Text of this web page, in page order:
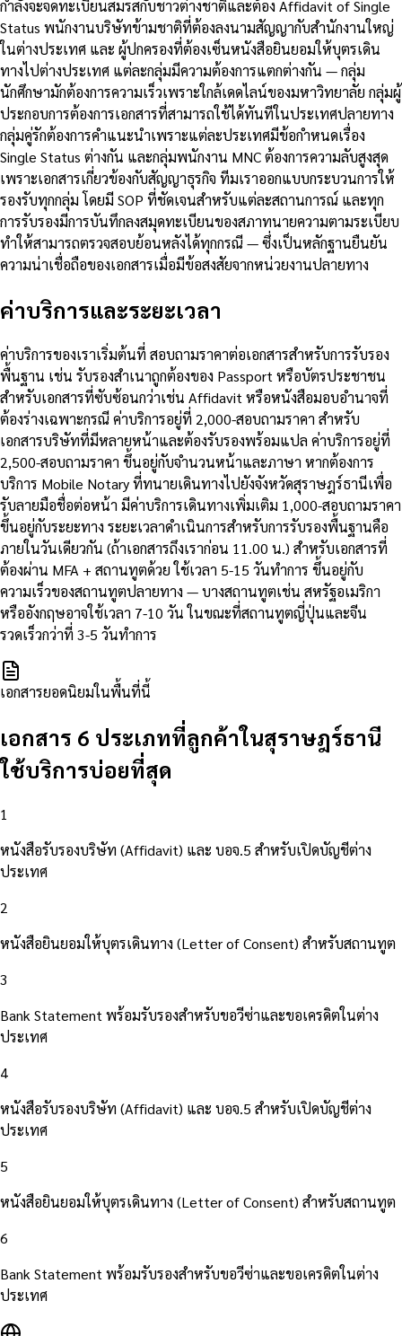
กำลังจะจดทะเบียนสมรสกับชาวต่างชาติและต้อง Affidavit of Single
Status พนักงานบริษัทข้ามชาติที่ต้องลงนามสัญญากับสำนักงานใหญ่
ในต่างประเทศ และ ผู้ปกครองที่ต้องเซ็นหนังสือยินยอมให้บุตรเดิน
ทางไปต่างประเทศ แต่ละกลุ่มมีความต้องการแตกต่างกัน — กลุ่ม
นักศึกษามักต้องการความเร็วเพราะใกล้เดดไลน์ของมหาวิทยาลัย กลุ่มผู้
ประกอบการต้องการเอกสารที่สามารถใช้ได้ทันทีในประเทศปลายทาง
กลุ่มคู่รักต้องการคำแนะนำเพราะแต่ละประเทศมีข้อกำหนดเรื่อง
Single Status ต่างกัน และกลุ่มพนักงาน MNC ต้องการความลับสูงสุด
เพราะเอกสารเกี่ยวข้องกับสัญญาธุรกิจ ทีมเราออกแบบกระบวนการให้
รองรับทุกกลุ่ม โดยมี SOP ที่ชัดเจนสำหรับแต่ละสถานการณ์ และทุก
การรับรองมีการบันทึกลงสมุดทะเบียนของสภาทนายความตามระเบียบ
ทำให้สามารถตรวจสอบย้อนหลังได้ทุกกรณี — ซึ่งเป็นหลักฐานยืนยัน
ความน่าเชื่อถือของเอกสารเมื่อมีข้อสงสัยจากหน่วยงานปลายทาง
ค่าบริการและระยะเวลา
ค่าบริการของเราเริ่มต้นที่ สอบถามราคาต่อเอกสารสำหรับการรับรอง
พื้นฐาน เช่น รับรองสำเนาถูกต้องของ Passport หรือบัตรประชาชน
สำหรับเอกสารที่ซับซ้อนกว่าเช่น Affidavit หรือหนังสือมอบอำนาจที่
ต้องร่างเฉพาะกรณี ค่าบริการอยู่ที่ 2,000-สอบถามราคา สำหรับ
เอกสารบริษัทที่มีหลายหน้าและต้องรับรองพร้อมแปล ค่าบริการอยู่ที่
2,500-สอบถามราคา ขึ้นอยู่กับจำนวนหน้าและภาษา หากต้องการ
บริการ Mobile Notary ที่ทนายเดินทางไปยังจังหวัดสุราษฎร์ธานีเพื่อ
รับลายมือชื่อต่อหน้า มีค่าบริการเดินทางเพิ่มเติม 1,000-สอบถามราคา
ขึ้นอยู่กับระยะทาง ระยะเวลาดำเนินการสำหรับการรับรองพื้นฐานคือ
ภายในวันเดียวกัน (ถ้าเอกสารถึงเราก่อน 11.00 น.) สำหรับเอกสารที่
ต้องผ่าน MFA + สถานทูตด้วย ใช้เวลา 5-15 วันทำการ ขึ้นอยู่กับ
ความเร็วของสถานทูตปลายทาง — บางสถานทูตเช่น สหรัฐอเมริกา
หรืออังกฤษอาจใช้เวลา 7-10 วัน ในขณะที่สถานทูตญี่ปุ่นและจีน
รวดเร็วกว่าที่ 3-5 วันทำการ
เอกสารยอดนิยมในพื้นที่นี้
เอกสาร 6 ประเภทที่ลูกค้าในสุราษฎร์ธานี
ใช้บริการบ่อยที่สุด
1
หนังสือรับรองบริษัท (Affidavit) และ บอจ.5 สำหรับเปิดบัญชีต่าง
ประเทศ
2
หนังสือยินยอมให้บุตรเดินทาง (Letter of Consent) สำหรับสถานทูต
3
Bank Statement พร้อมรับรองสำหรับขอวีซ่าและขอเครดิตในต่าง
ประเทศ
4
หนังสือรับรองบริษัท (Affidavit) และ บอจ.5 สำหรับเปิดบัญชีต่าง
ประเทศ
5
หนังสือยินยอมให้บุตรเดินทาง (Letter of Consent) สำหรับสถานทูต
6
Bank Statement พร้อมรับรองสำหรับขอวีซ่าและขอเครดิตในต่าง
ประเทศ